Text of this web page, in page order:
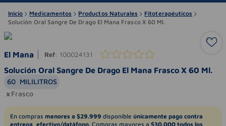
Inicio Medicamentos Productos Naturales
Fitoterapéuticos
Solución Oral Sangre De Drago El Mana Frasco X 60 Ml.
El Mana Ref: 100024131
Solución Oral Sangre De Drago El Mana Frasco X 60 Ml.
60 MILILITROS
Frasco
En compras menores a $29.999 disponible únicamente pago contra
entrega, efectivo/datáfono. Compras mayores a $30.000 todos los